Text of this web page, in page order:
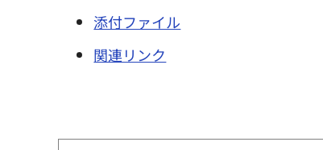
添付ファイル
関連リンク